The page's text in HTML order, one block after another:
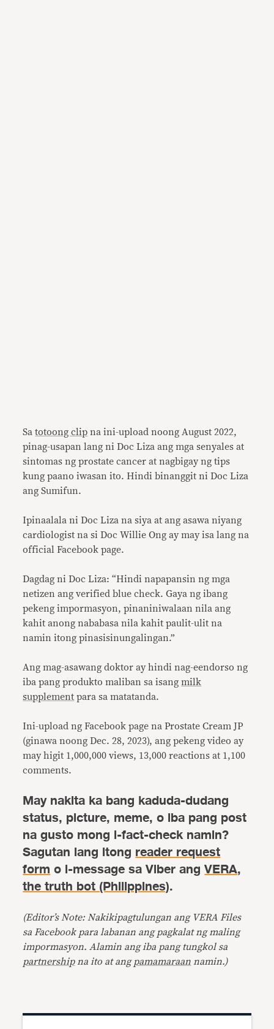
Satotoong clip na ini-upload noong August 2022,
pinag-usapan lang ni Doc Liza ang mga senyales at
sintomas ng prostate cancer at nagbigay ng tips
kung paano iwasan ito. Hindi binanggit ni Doc Liza
ang Sumifun.
Ipinaalala ni Doc Liza na siya at ang asawa niyang
cardiologist na si Doc Willie Ong ay may isa lang na
official Facebook page.
Dagdag ni Doc Liza: “Hindi napapansin ng mga
netizen ang verified blue check. Gaya ng ibang
pekeng impormasyon, pinaniniwalaan nila ang
kahit anong nababasa nila kahit paulit-ulit na
namin itong pinasisinungalingan.”
Ang mag-asawang doktor ay hindi nag-eendorso ng
iba pang produkto maliban sa isangmilk
supplement para sa matatanda.
Ini-upload ng Facebook page na Prostate Cream JP
(ginawa noong Dec. 28, 2023), ang pekeng video ay
may higit 1,000,000 views, 13,000 reactions at 1,100
comments.
May nakita ka bang kaduda-dudang
status, picture, meme, o iba pang post
na gusto mong i-fact-check namin?
Sagutan lang itongreader request
formo i-message sa Viber angVERA,
the truth bot (Philippines).
(Editor’s Note: Nakikipagtulungan ang VERA Files
sa Facebook para labanan ang pagkalat ng maling
impormasyon. Alamin ang iba pang tungkol sa
partnershipna ito at ang pamamaraan namin.)